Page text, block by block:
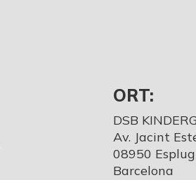
ORT:
DSB
Av. Jacint
08950
Barcelona